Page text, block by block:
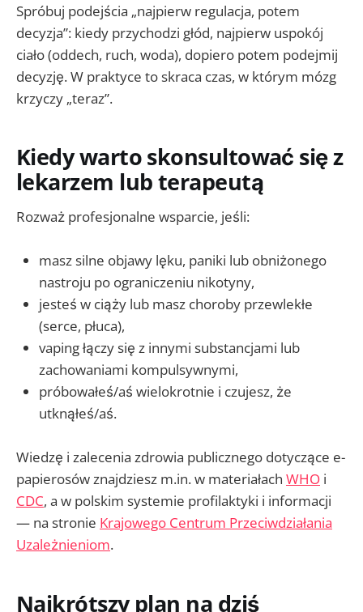
Spróbuj podejścia „najpierw regulacja, potem
decyzja”: kiedy przychodzi głód, najpierw uspokój
ciało (oddech, ruch, woda), dopiero potem podejmij
decyzję. W praktyce to skraca czas, w którym mózg
krzyczy „teraz”.
Kiedy warto skonsultować się z
lekarzem lub terapeutą
Rozważ profesjonalne wsparcie, jeśli:
masz silne objawy lęku, paniki lub obniżonego
nastroju po ograniczeniu nikotyny,
jesteś w ciąży lub masz choroby przewlekłe
(serce, płuca),
vaping łączy się z innymi substancjami lub
zachowaniami kompulsywnymi,
próbowałeś/aś wielokrotnie i czujesz, że
utknąłeś/aś.
Wiedzę i zalecenia zdrowia publicznego dotyczące e-
papierosów znajdziesz m.in. w materiałach WHO i
CDC, a w polskim systemie profilaktyki i informacji
— na stronie Krajowego Centrum Przeciwdziałania
Uzależnieniom.
Najkrótszy plan na dziś